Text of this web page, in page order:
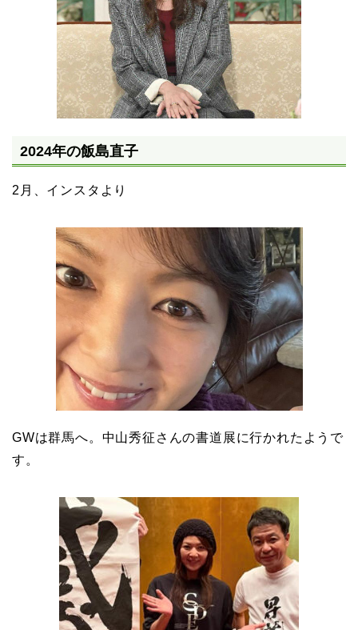
2024年の飯島直子
2月、インスタより
GWは群馬へ。中山秀征さんの書道展に行かれたようで
す。